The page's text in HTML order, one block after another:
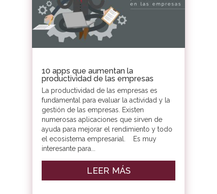
10 apps que aumentan la
productividad de las empresas
La productividad de las empresas es
fundamental para evaluar la actividad y la
gestión de las empresas. Existen
numerosas aplicaciones que sirven de
ayuda para mejorar el rendimiento y todo
el ecosistema empresarial. Es muy
interesante para...
LEER MÁS